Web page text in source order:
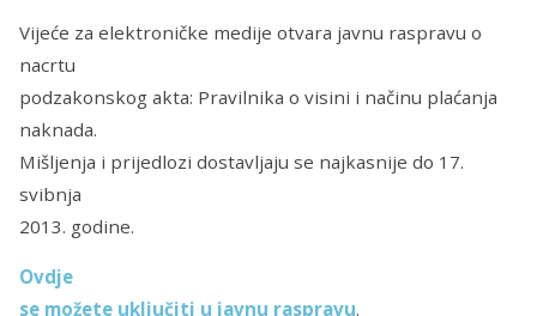
Vijeće za elektroničke medije otvara javnu raspravu o
nacrtu
podzakonskog akta: Pravilnika o visini i načinu plaćanja
naknada.
Mišljenja i prijedlozi dostavljaju se najkasnije do 17.
svibnja
2013. godine.
Ovdje
se možete uključiti u javnu raspravu.